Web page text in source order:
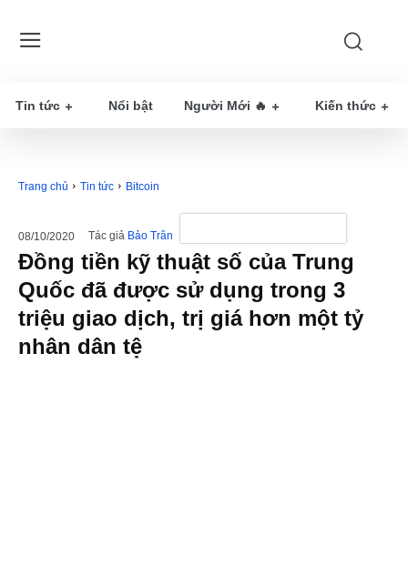
Tin tức Nổi bật Người Mới 🔥 Kiến thức
Trang chủ Tin tức Bitcoin
08/10/2020 Tác giả Bảo Trân
Đồng tiền kỹ thuật số của Trung
Quốc đã được sử dụng trong 3
triệu giao dịch, trị giá hơn một tỷ
nhân dân tệ